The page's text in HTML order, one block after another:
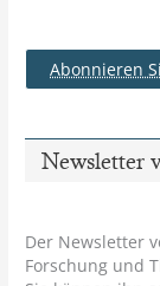
Abonnieren
Newsletter
Der Newsletter
Forschung und